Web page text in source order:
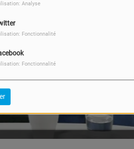
Analyse
Fonctionnalité
Fonctionnalité